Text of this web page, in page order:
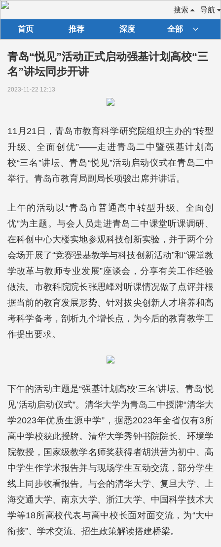
导航
搜索
首页 推荐 深度 全部
青岛“悦见”活动正式启动强基计划高校“三
名”讲坛同步开讲
2023-11-22 12:13
11月21日，青岛市教育科学研究院组织主办的“转型
升级、全面创优”——走进青岛二中暨强基计划高
校“三名”讲坛、青岛“悦见”活动启动仪式在青岛二中
举行。青岛市教育局副局长项骏出席并讲话。
上午的活动以“青岛市普通高中转型升级、全面创
优”为主题。与会人员走进青岛二中课堂听课调研、
在科创中心大楼实地参观科技创新实验，并于两个分
会场开展了“竞赛强基教学与科技创新活动”和“课堂教
学改革与教师专业发展”座谈会，分享有关工作经验
做法。市教科院院长张思峰对听课情况做了点评并根
据当前的教育发展形势、针对拔尖创新人才培养和高
考科学备考，剖析九个增长点，为今后的教育教学工
作提出要求。
下午的活动主题是“强基计划高校‘三名’讲坛、青岛‘悦
见’活动启动仪式”。清华大学为青岛二中授牌“清华大
学2023年优质生源中学”，据悉2023年全省仅有3所
高中学校获此授牌。清华大学秀钟书院院长、环境学
院教授，国家级教学名师奖获得者胡洪营为初中、高
中学生作学术报告并与现场学生互动交流，部分学生
线上同步收看报告。与会的清华大学、复旦大学、上
海交通大学、南京大学、浙江大学、中国科学技术大
学等18所高校代表与高中校长面对面交流，为“大中
衔接”、学术交流、招生政策解读搭建桥梁。